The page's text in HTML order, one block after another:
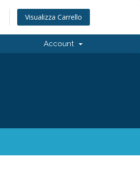
Visualizza Carrello
Account